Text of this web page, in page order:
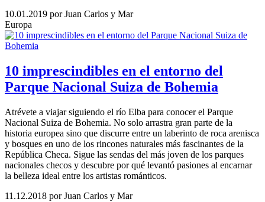
10.01.2019 por Juan Carlos y Mar
Europa
10 imprescindibles en el entorno del
Parque Nacional Suiza de Bohemia
Atrévete a viajar siguiendo el río Elba para conocer el Parque
Nacional Suiza de Bohemia. No solo arrastra gran parte de la
historia europea sino que discurre entre un laberinto de roca arenisca
y bosques en uno de los rincones naturales más fascinantes de la
República Checa. Sigue las sendas del más joven de los parques
nacionales checos y descubre por qué levantó pasiones al encarnar
la belleza ideal entre los artistas románticos.
11.12.2018 por Juan Carlos y Mar